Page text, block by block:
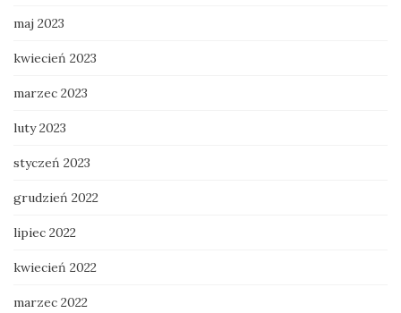
maj 2023
kwiecień 2023
marzec 2023
luty 2023
styczeń 2023
grudzień 2022
lipiec 2022
kwiecień 2022
marzec 2022